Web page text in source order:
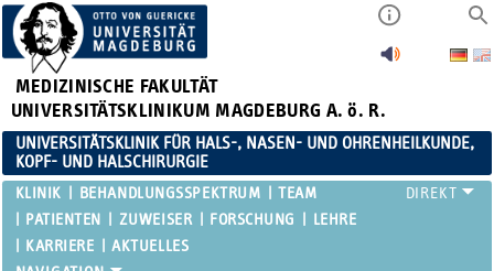
MEDIZINISCHE FAKULTÄT
UNIVERSITÄTSKLINIKUM MAGDEBURG A. ö. R.
UNIVERSITÄTSKLINIK FÜR HALS-, NASEN- UND OHRENHEILKUNDE,
KOPF- UND HALSCHIRURGIE
KLINIK BEHANDLUNGSSPEKTRUM
TEAM
PATIENTEN
ZUWEISER FORSCHUNG
LEHRE
KARRIERE
AKTUELLES